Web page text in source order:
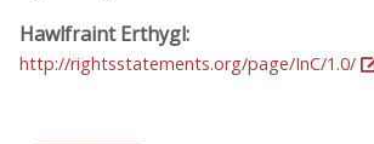
Hawlfraint Erthygl:
http://rightsstatements.org/page/InC/1.0/